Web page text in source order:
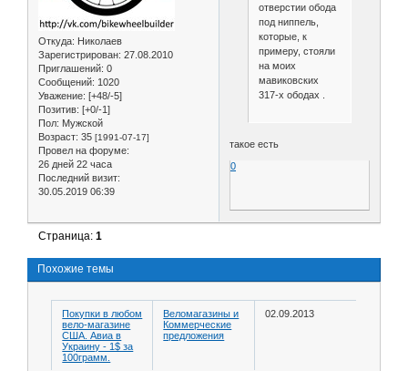
Откуда: Николаев
Зарегистрирован: 27.08.2010
Приглашений: 0
Сообщений: 1020
Уважение: [+48/-5]
Позитив: [+0/-1]
Пол: Мужской
Возраст: 35 [1991-07-17]
Провел на форуме:
26 дней 22 часа
Последний визит:
30.05.2019 06:39
отверстии обода
под ниппель,
которые, к
примеру, стояли
на моих
мавиковских
317-x ободах .
такое есть
0
Страница:1
Похожие темы
Покупки в любом
вело-магазине
США. Авиа в
Украину - 1$ за
100грамм.
Веломагазины и
Коммерческие
предложения
02.09.2013